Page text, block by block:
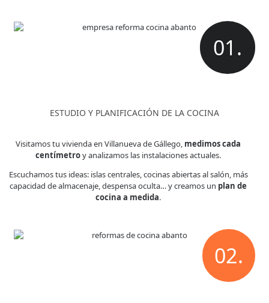
01.
ESTUDIO Y PLANIFICACIÓN DE LA COCINA
Visitamos tu vivienda en Villanueva de Gállego, medimos cada
centímetroy analizamos las instalaciones actuales.
Escuchamos tus ideas: islas centrales, cocinas abiertas al salón, más
capacidad de almacenaje, despensa oculta… y creamos un plan de
cocina a medida.
02.